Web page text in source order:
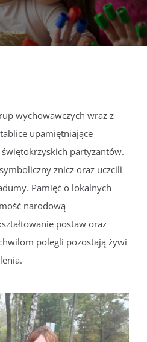
wychowawczych wraz z
upamiętniające
partyzantów.
znicz oraz uczcili
Pamięć o lokalnych
narodową
postaw oraz
polegli pozostają żywi